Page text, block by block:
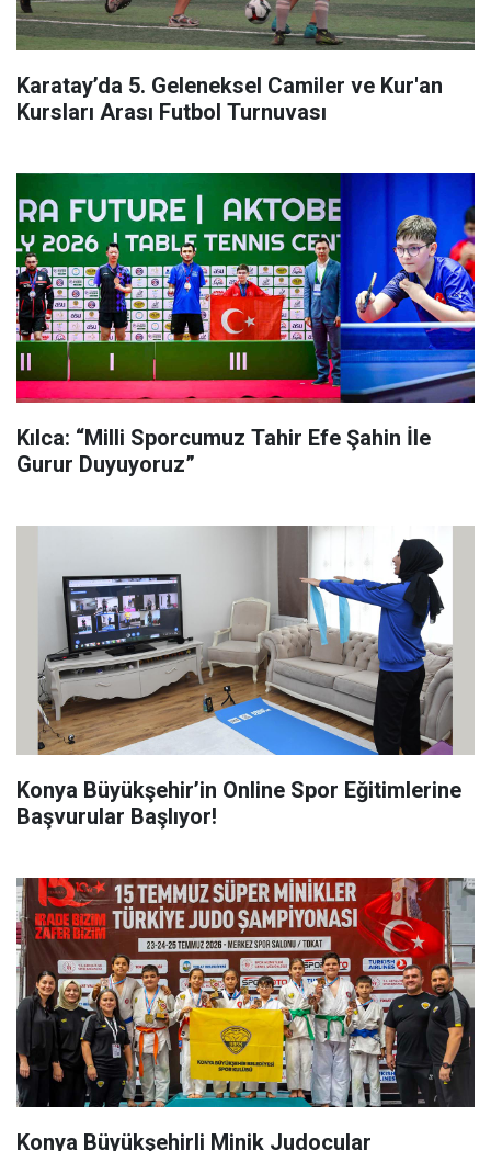
Karatay’da 5. Geleneksel Camiler ve Kur'an
Kursları Arası Futbol Turnuvası
Kılca: “Milli Sporcumuz Tahir Efe Şahin İle
Gurur Duyuyoruz”
Konya Büyükşehir’in Online Spor Eğitimlerine
Başvurular Başlıyor!
Konya Büyükşehirli Minik Judocular